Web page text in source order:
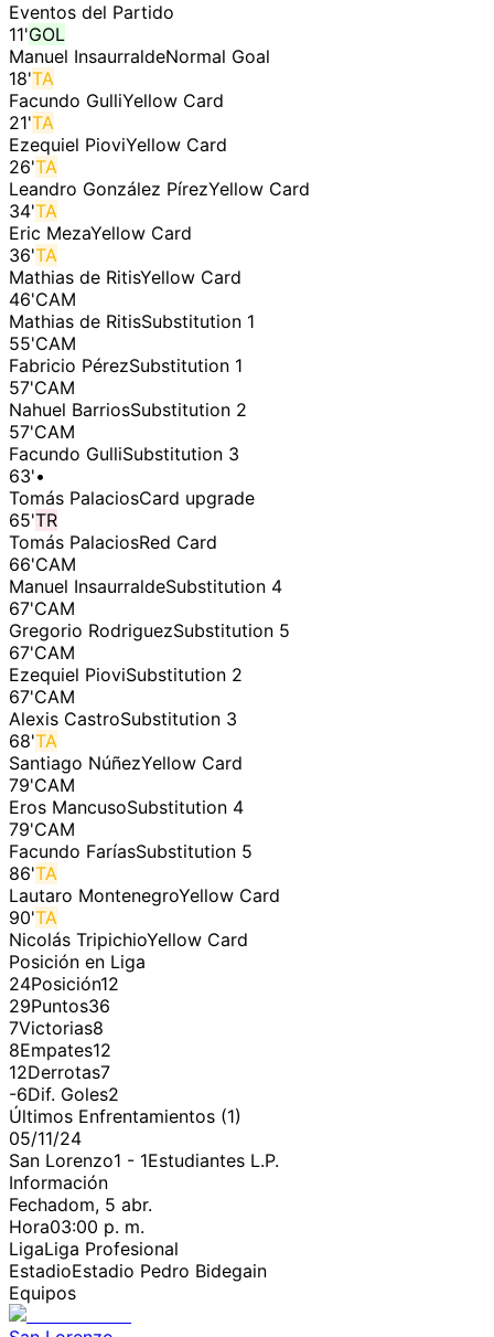
Eventos del Partido
11'GOL
Manuel InsaurraldeNormal Goal
18'TA
Facundo GulliYellow Card
21'TA
Ezequiel PioviYellow Card
26'TA
Leandro González PírezYellow Card
34'TA
Eric MezaYellow Card
36'TA
Mathias de RitisYellow Card
46'CAM
Mathias de RitisSubstitution 1
55'CAM
Fabricio PérezSubstitution 1
57'CAM
Nahuel BarriosSubstitution 2
57'CAM
Facundo GulliSubstitution 3
63'•
Tomás PalaciosCard upgrade
65'TR
Tomás PalaciosRed Card
66'CAM
Manuel InsaurraldeSubstitution 4
67'CAM
Gregorio RodriguezSubstitution 5
67'CAM
Ezequiel PioviSubstitution 2
67'CAM
Alexis CastroSubstitution 3
68'TA
Santiago NúñezYellow Card
79'CAM
Eros MancusoSubstitution 4
79'CAM
Facundo FaríasSubstitution 5
86'TA
Lautaro MontenegroYellow Card
90'TA
Nicolás TripichioYellow Card
Posición en Liga
24Posición12
29Puntos36
7Victorias8
8Empates12
12Derrotas7
-6Dif. Goles2
Últimos Enfrentamientos (1)
05/11/24
San Lorenzo1 - 1Estudiantes L.P.
Información
Fechadom, 5 abr.
Hora03:00 p. m.
LigaLiga Profesional
EstadioEstadio Pedro Bidegain
Equipos